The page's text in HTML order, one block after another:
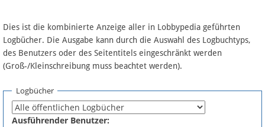
Artikel nach Kategorien
FAQ
Fördermitglied werden
Dies ist die kombinierte Anzeige aller in Lobbypedia geführten
Logbücher. Die Ausgabe kann durch die Auswahl des Logbuchtyps,
des Benutzers oder des Seitentitels eingeschränkt werden
(Groß-/Kleinschreibung muss beachtet werden).
Logbücher
Ausführender Benutzer: